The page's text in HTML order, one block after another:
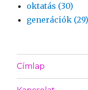
oktatás (30)
generációk (29)
Címlap